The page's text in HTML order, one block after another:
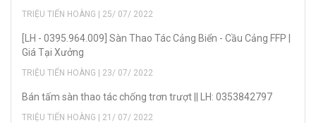
TRIỆU TIẾN HOÀNG | 25/ 07/ 2022
[LH - 0395.964.009] Sàn Thao Tác Cảng Biển - Cầu Cảng FFP |
Giá Tại Xưởng
TRIỆU TIẾN HOÀNG | 23/ 07/ 2022
Bán tấm sàn thao tác chống trơn trượt || LH: 0353842797
TRIỆU TIẾN HOÀNG | 21/ 07/ 2022